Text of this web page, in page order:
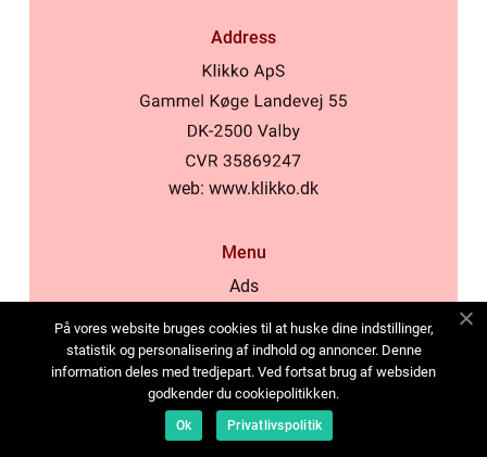
Address
web: www.klikko.dk
Menu
Ads
Cookies
Contact
Sitemap
På vores website bruges cookies til at huske dine indstillinger,
statistik og personalisering af indhold og annoncer. Denne
information deles med tredjepart. Ved fortsat brug af websiden
godkender du cookiepolitikken.
Ok Privatlivspolitik